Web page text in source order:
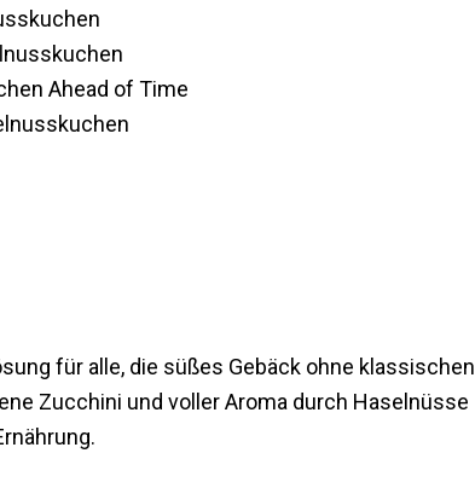
Ahead of Time
für alle, die süßes Gebäck ohne klassischen
Zucchini und voller Aroma durch Haselnüsse